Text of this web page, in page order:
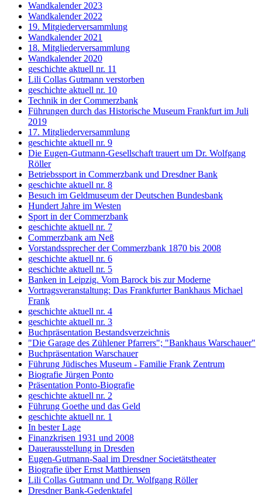
Wandkalender 2023
Wandkalender 2022
19. Mitgiederversammlung
Wandkalender 2021
18. Mitgliederversammlung
Wandkalender 2020
geschichte aktuell nr. 11
Lili Collas Gutmann verstorben
geschichte aktuell nr. 10
Technik in der Commerzbank
Führungen durch das Historische Museum Frankfurt im Juli
2019
17. Mitgliederversammlung
geschichte aktuell nr. 9
Die Eugen-Gutmann-Gesellschaft trauert um Dr. Wolfgang
Röller
Betriebssport in Commerzbank und Dresdner Bank
geschichte aktuell nr. 8
Besuch im Geldmuseum der Deutschen Bundesbank
Hundert Jahre im Westen
Sport in der Commerzbank
geschichte aktuell nr. 7
Commerzbank am Neß
Vorstandssprecher der Commerzbank 1870 bis 2008
geschichte aktuell nr. 6
geschichte aktuell nr. 5
Banken in Leipzig. Vom Barock bis zur Moderne
Vortragsveranstaltung: Das Frankfurter Bankhaus Michael
Frank
geschichte aktuell nr. 4
geschichte aktuell nr. 3
Buchpräsentation Bestandsverzeichnis
"Die Garage des Zühlener Pfarrers"; "Bankhaus Warschauer"
Buchpräsentation Warschauer
Führung Jüdisches Museum - Familie Frank Zentrum
Biografie Jürgen Ponto
Präsentation Ponto-Biografie
geschichte aktuell nr. 2
Führung Goethe und das Geld
geschichte aktuell nr. 1
In bester Lage
Finanzkrisen 1931 und 2008
Dauerausstellung in Dresden
Eugen-Gutmann-Saal im Dresdner Societätstheater
Biografie über Ernst Matthiensen
Lili Collas Gutmann und Dr. Wolfgang Röller
Dresdner Bank-Gedenktafel